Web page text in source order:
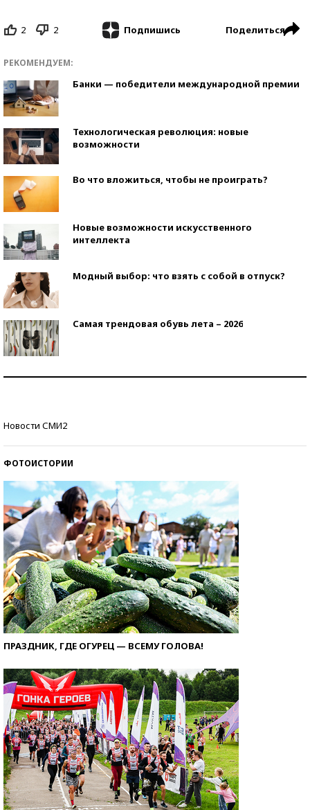
2 2 Подпишись Поделиться
РЕКОМЕНДУЕМ:
Банки — победители международной премии
Технологическая революция: новые
возможности
Во что вложиться, чтобы не проиграть?
Новые возможности искусственного
интеллекта
Модный выбор: что взять с собой в отпуск?
Самая трендовая обувь лета – 2026
Новости СМИ2
ФОТОИСТОРИИ
ПРАЗДНИК, ГДЕ ОГУРЕЦ — ВСЕМУ ГОЛОВА!